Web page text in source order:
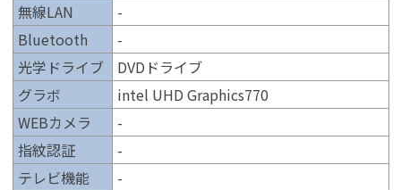
無線LAN
-
Bluetooth
-
光学ドライブ
DVDドライブ
グラボ
intel UHD Graphics770
WEBカメラ
-
指紋認証
-
テレビ機能
-